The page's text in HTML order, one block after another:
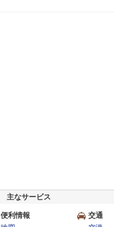
主なサービス
便利情報
交通